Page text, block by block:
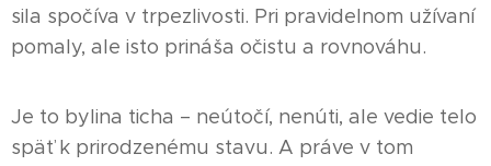
sila spočíva v trpezlivosti. Pri pravidelnom užívaní
pomaly, ale isto prináša očistu a rovnováhu.
Je to bylina ticha – neútočí, nenúti, ale vedie telo
späť k prirodzenému stavu. A práve v tom